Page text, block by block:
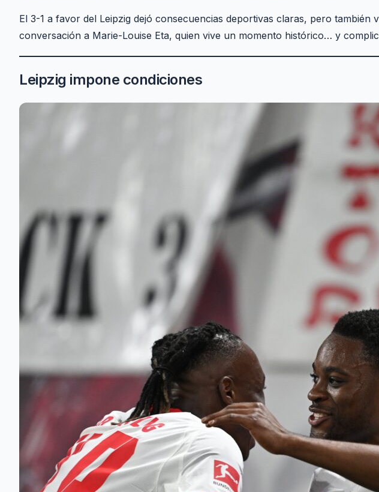
El 3-1 a favor del Leipzig dejó consecuencias deportivas claras, pero también
conversación a Marie-Louise Eta, quien vive un momento histórico… y
Leipzig impone condiciones